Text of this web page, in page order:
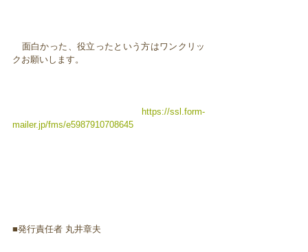
面白かった、役立ったという方はワンクリッ
クお願いします。
https://ssl.form-
mailer.jp/fms/e5987910708645
■発行責任者 丸井章夫